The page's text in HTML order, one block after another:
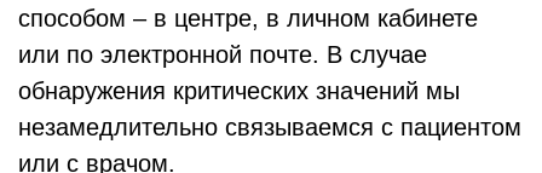
способом – в центре, в личном кабинете
или по электронной почте. В случае
обнаружения критических значений мы
незамедлительно связываемся с пациентом
или с врачом.